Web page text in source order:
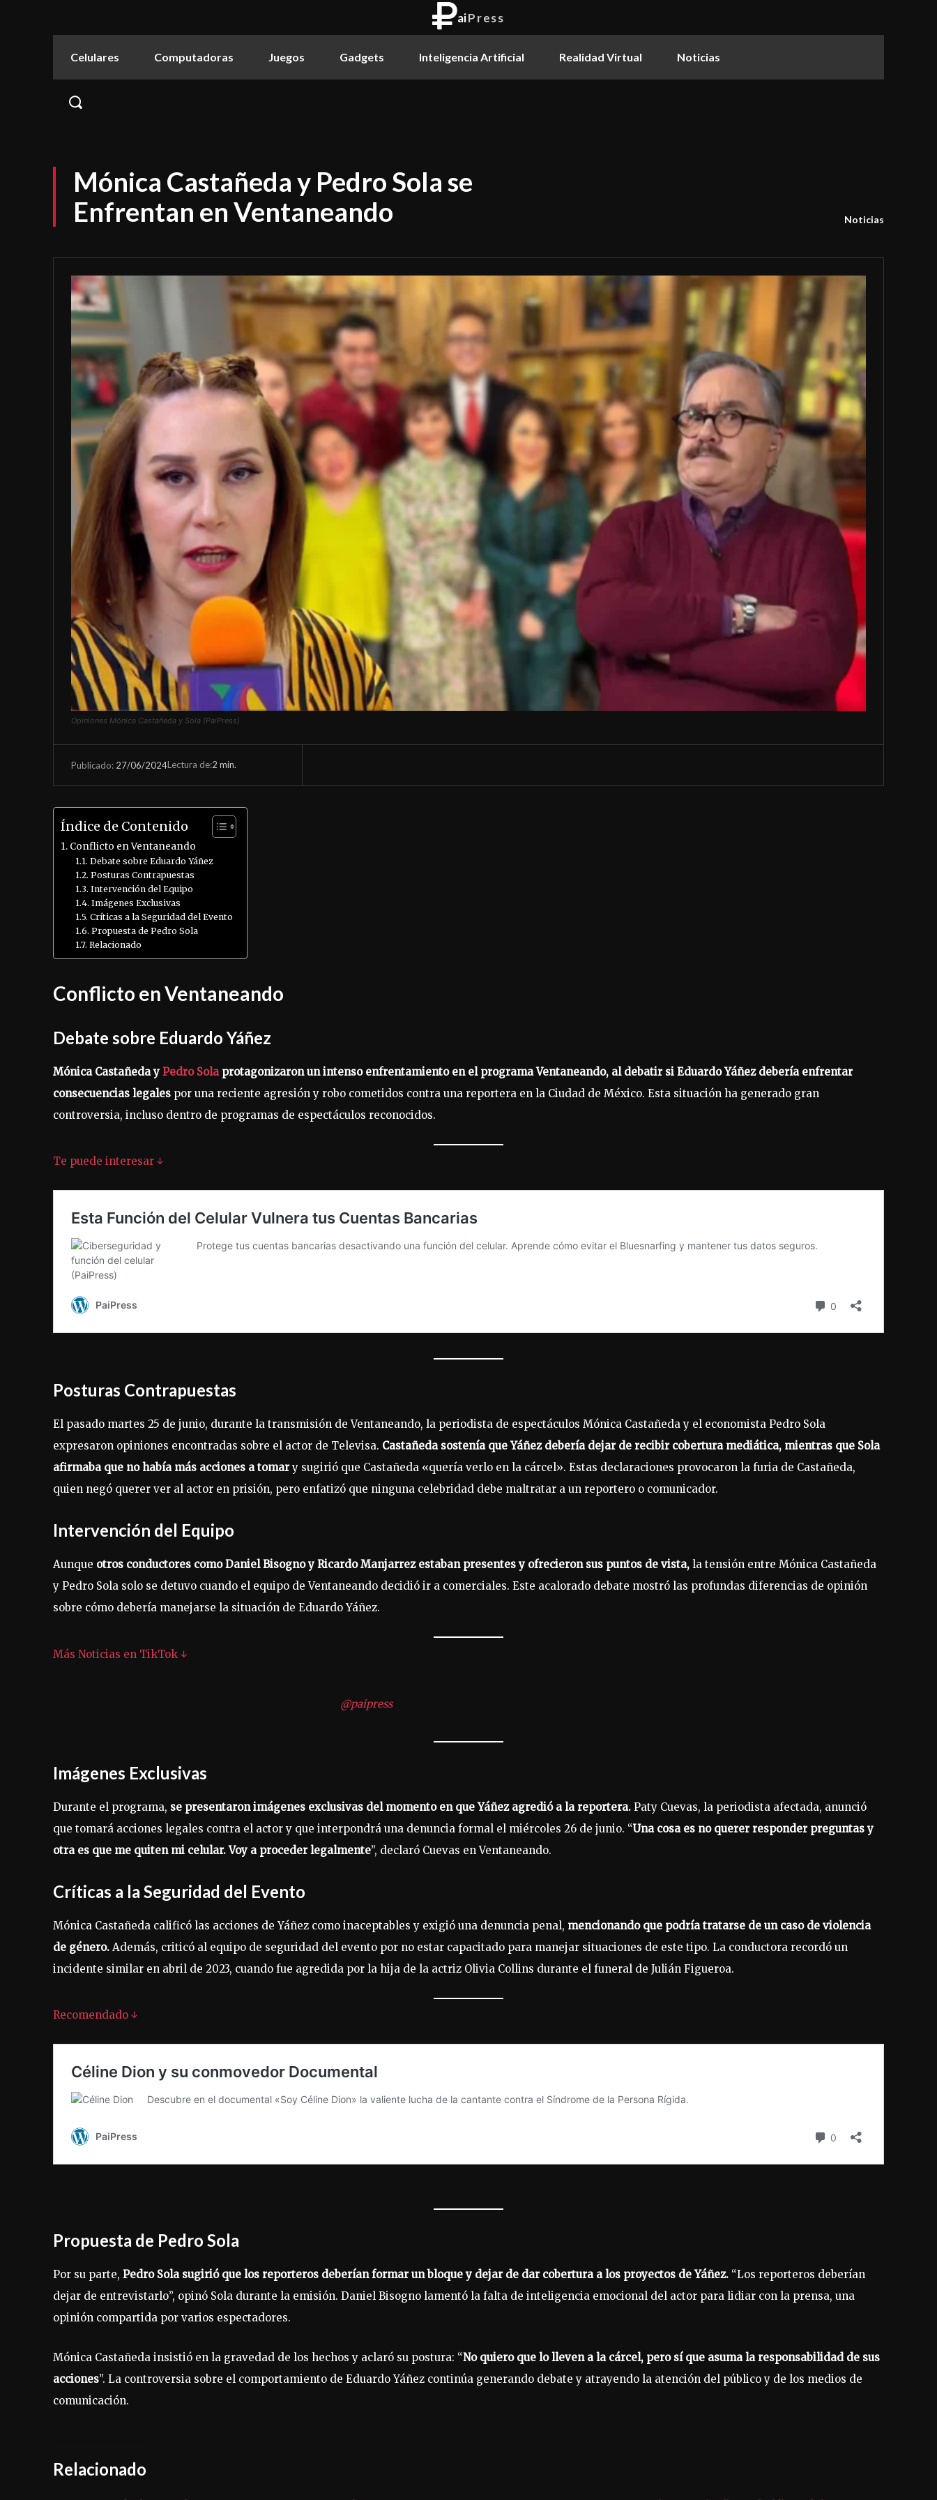
aiPress
Celulares Computadoras Juegos Gadgets Inteligencia Artificial Realidad Virtual Noticias
Mónica Castañeda y Pedro Sola se
Enfrentan en Ventaneando
Noticias
Opiniones Mónica Castañeda y Sola (PaiPress)
Publicado: 27/06/2024Lectura de:2 min.
Índice de Contenido
Conflicto en Ventaneando
Debate sobre Eduardo Yáñez
Posturas Contrapuestas
Intervención del Equipo
Imágenes Exclusivas
Críticas a la Seguridad del Evento
Propuesta de Pedro Sola
Relacionado
Conflicto en Ventaneando
Debate sobre Eduardo Yáñez
Mónica Castañeda y Pedro Solaprotagonizaron un intenso enfrentamiento en el programa Ventaneando, al debatir si Eduardo Yáñez debería enfrentar
consecuencias legales por una reciente agresión y robo cometidos contra una reportera en la Ciudad de México. Esta situación ha generado gran
controversia, incluso dentro de programas de espectáculos reconocidos.
Te puede interesar ↓
Posturas Contrapuestas
El pasado martes 25 de junio, durante la transmisión de Ventaneando, la periodista de espectáculos Mónica Castañeda y el economista Pedro Sola
expresaron opiniones encontradas sobre el actor de Televisa. Castañeda sostenía que Yáñez debería dejar de recibir cobertura mediática, mientras que Sola
afirmaba que no había más acciones a tomary sugirió que Castañeda «quería verlo en la cárcel». Estas declaraciones provocaron la furia de Castañeda,
quien negó querer ver al actor en prisión, pero enfatizó que ninguna celebridad debe maltratar a un reportero o comunicador.
Intervención del Equipo
Aunque otros conductores como Daniel Bisogno y Ricardo Manjarrez estaban presentes y ofrecieron sus puntos de vista, la tensión entre Mónica Castañeda
y Pedro Sola solo se detuvo cuando el equipo de Ventaneando decidió ir a comerciales. Este acalorado debate mostró las profundas diferencias de opinión
sobre cómo debería manejarse la situación de Eduardo Yáñez.
Más Noticias en TikTok ↓
@paipress
Imágenes Exclusivas
Durante el programa, se presentaron imágenes exclusivas del momento en que Yáñez agredió a la reportera. Paty Cuevas, la periodista afectada, anunció
que tomará acciones legales contra el actor y que interpondrá una denuncia formal el miércoles 26 de junio. “Una cosa es no querer responder preguntas y
otra es que me quiten mi celular. Voy a proceder legalmente”, declaró Cuevas en Ventaneando.
Críticas a la Seguridad del Evento
Mónica Castañeda calificó las acciones de Yáñez como inaceptables y exigió una denuncia penal, mencionando que podría tratarse de un caso de violencia
de género. Además, criticó al equipo de seguridad del evento por no estar capacitado para manejar situaciones de este tipo. La conductora recordó un
incidente similar en abril de 2023, cuando fue agredida por la hija de la actriz Olivia Collins durante el funeral de Julián Figueroa.
Recomendado ↓
Propuesta de Pedro Sola
Por su parte, Pedro Sola sugirió que los reporteros deberían formar un bloque y dejar de dar cobertura a los proyectos de Yáñez. “Los reporteros deberían
dejar de entrevistarlo”, opinó Sola durante la emisión. Daniel Bisogno lamentó la falta de inteligencia emocional del actor para lidiar con la prensa, una
opinión compartida por varios espectadores.
Mónica Castañeda insistió en la gravedad de los hechos y aclaró su postura: “No quiero que lo lleven a la cárcel, pero sí que asuma la responsabilidad de sus
acciones”. La controversia sobre el comportamiento de Eduardo Yáñez continúa generando debate y atrayendo la atención del público y de los medios de
comunicación.
Relacionado